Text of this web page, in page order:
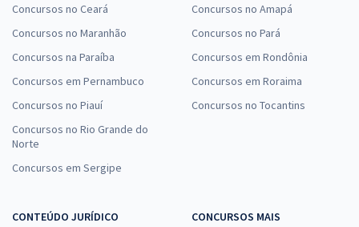
Concursos no Ceará
Concursos no Maranhão
Concursos na Paraíba
Concursos em Pernambuco
Concursos no Piauí
Concursos no Rio Grande do
Norte
Concursos em Sergipe
Concursos no Amapá
Concursos no Pará
Concursos em Rondônia
Concursos em Roraima
Concursos no Tocantins
CONTEÚDO JURÍDICO
CONCURSOS MAIS